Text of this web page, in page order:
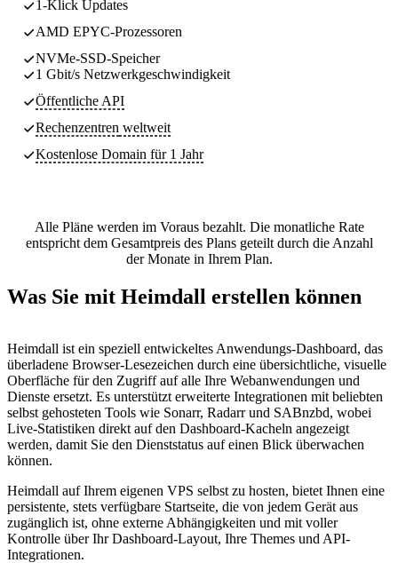
1-Klick Updates
AMD EPYC-Prozessoren
NVMe-SSD-Speicher
1 Gbit/s Netzwerkgeschwindigkeit
Öffentliche API
Rechenzentren weltweit
Kostenlose Domain für 1 Jahr
Alle Pläne werden im Voraus bezahlt. Die monatliche Rate
entspricht dem Gesamtpreis des Plans geteilt durch die Anzahl
der Monate in Ihrem Plan.
Was Sie mit Heimdall erstellen können
Heimdall ist ein speziell entwickeltes Anwendungs-Dashboard, das
überladene Browser-Lesezeichen durch eine übersichtliche, visuelle
Oberfläche für den Zugriff auf alle Ihre Webanwendungen und
Dienste ersetzt. Es unterstützt erweiterte Integrationen mit beliebten
selbst gehosteten Tools wie Sonarr, Radarr und SABnzbd, wobei
Live-Statistiken direkt auf den Dashboard-Kacheln angezeigt
werden, damit Sie den Dienststatus auf einen Blick überwachen
können.
Heimdall auf Ihrem eigenen VPS selbst zu hosten, bietet Ihnen eine
persistente, stets verfügbare Startseite, die von jedem Gerät aus
zugänglich ist, ohne externe Abhängigkeiten und mit voller
Kontrolle über Ihr Dashboard-Layout, Ihre Themes und API-
Integrationen.